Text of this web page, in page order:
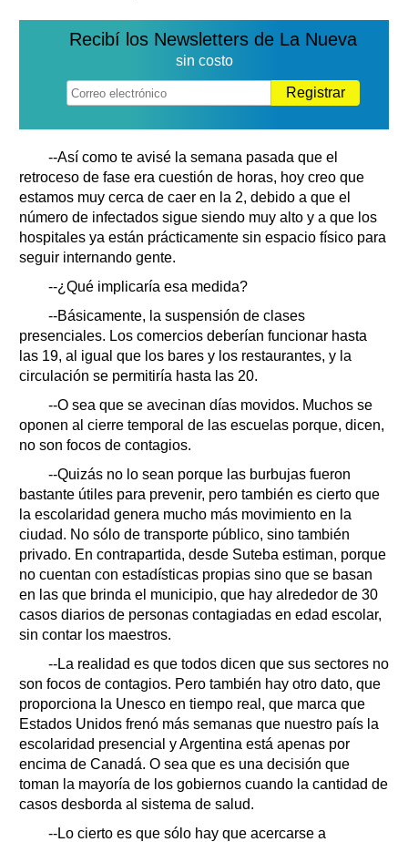
Edictos
Teléfonos de urgencia
Recibí los Newsletters de La Nueva
sin costo
Registrar
--Así como te avisé la semana pasada que el
retroceso de fase era cuestión de horas, hoy creo que
estamos muy cerca de caer en la 2, debido a que el
número de infectados sigue siendo muy alto y a que los
hospitales ya están prácticamente sin espacio físico para
seguir internando gente.
--¿Qué implicaría esa medida?
--Básicamente, la suspensión de clases
presenciales. Los comercios deberían funcionar hasta
las 19, al igual que los bares y los restaurantes, y la
circulación se permitiría hasta las 20.
--O sea que se avecinan días movidos. Muchos se
oponen al cierre temporal de las escuelas porque, dicen,
no son focos de contagios.
--Quizás no lo sean porque las burbujas fueron
bastante útiles para prevenir, pero también es cierto que
la escolaridad genera mucho más movimiento en la
ciudad. No sólo de transporte público, sino también
privado. En contrapartida, desde Suteba estiman, porque
no cuentan con estadísticas propias sino que se basan
en las que brinda el municipio, que hay alrededor de 30
casos diarios de personas contagiadas en edad escolar,
sin contar los maestros.
--La realidad es que todos dicen que sus sectores no
son focos de contagios. Pero también hay otro dato, que
proporciona la Unesco en tiempo real, que marca que
Estados Unidos frenó más semanas que nuestro país la
escolaridad presencial y Argentina está apenas por
encima de Canadá. O sea que es una decisión que
toman la mayoría de los gobiernos cuando la cantidad de
casos desborda al sistema de salud.
--Lo cierto es que sólo hay que acercarse a